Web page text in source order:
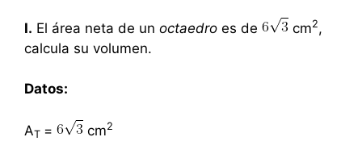
I. El área neta de un octaedro es de cm2,
calcula su volumen.
Datos:
AT = cm2